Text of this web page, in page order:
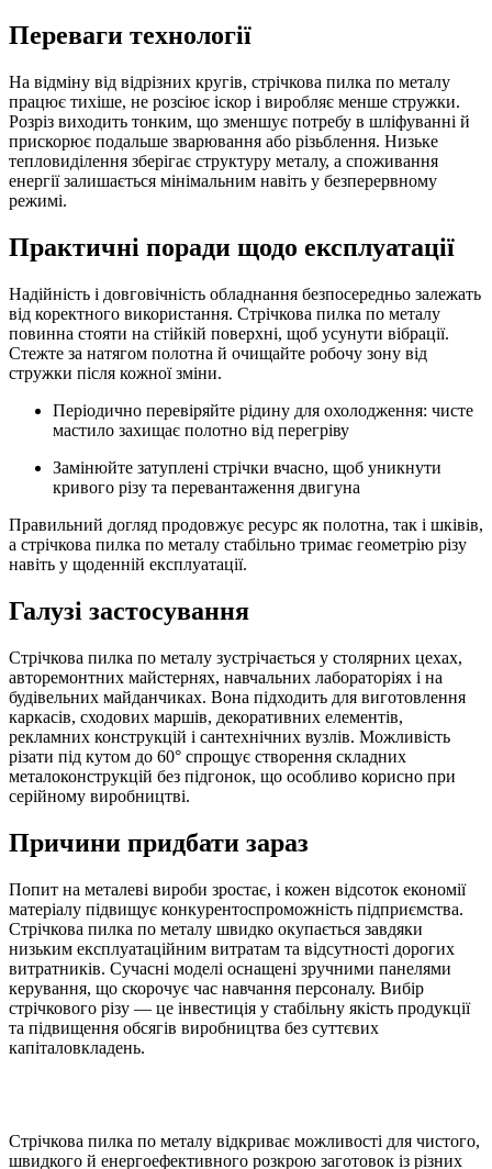
Переваги технології
На відміну від відрізних кругів, стрічкова пилка по металу
працює тихіше, не розсіює іскор і виробляє менше стружки.
Розріз виходить тонким, що зменшує потребу в шліфуванні й
прискорює подальше зварювання або різьблення. Низьке
тепловиділення зберігає структуру металу, а споживання
енергії залишається мінімальним навіть у безперервному
режимі.
Практичні поради щодо експлуатації
Надійність і довговічність обладнання безпосередньо залежать
від коректного використання. Стрічкова пилка по металу
повинна стояти на стійкій поверхні, щоб усунути вібрації.
Стежте за натягом полотна й очищайте робочу зону від
стружки після кожної зміни.
Періодично перевіряйте рідину для охолодження: чисте
мастило захищає полотно від перегріву
Замінюйте затуплені стрічки вчасно, щоб уникнути
кривого різу та перевантаження двигуна
Правильний догляд продовжує ресурс як полотна, так і шківів,
а стрічкова пилка по металу стабільно тримає геометрію різу
навіть у щоденній експлуатації.
Галузі застосування
Стрічкова пилка по металу зустрічається у столярних цехах,
авторемонтних майстернях, навчальних лабораторіях і на
будівельних майданчиках. Вона підходить для виготовлення
каркасів, сходових маршів, декоративних елементів,
рекламних конструкцій і сантехнічних вузлів. Можливість
різати під кутом до 60° спрощує створення складних
металоконструкцій без підгонок, що особливо корисно при
серійному виробництві.
Причини придбати зараз
Попит на металеві вироби зростає, і кожен відсоток економії
матеріалу підвищує конкурентоспроможність підприємства.
Стрічкова пилка по металу швидко окупається завдяки
низьким експлуатаційним витратам та відсутності дорогих
витратників. Сучасні моделі оснащені зручними панелями
керування, що скорочує час навчання персоналу. Вибір
стрічкового різу — це інвестиція у стабільну якість продукції
та підвищення обсягів виробництва без суттєвих
капіталовкладень.
Стрічкова пилка по металу відкриває можливості для чистого,
швидкого й енергоефективного розкрою заготовок із різних